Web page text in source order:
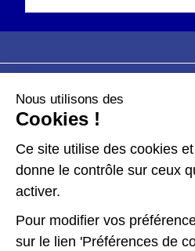
Plan du site
Données personnelles
Gérer les cookies
Kit de communication
Nous utilisons des
Cookies !
Ce site utilise des cookies
donne le contrôle sur ceux
activer.
Pour modifier vos
sur le lien 'Préférences de